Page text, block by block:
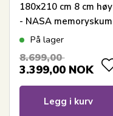
180x210 cm 8 cm høy
- NASA memoryskum
- Borg Living -
topmadras
På lager
8.699,00
3.399,00 NOK
Legg i kurv